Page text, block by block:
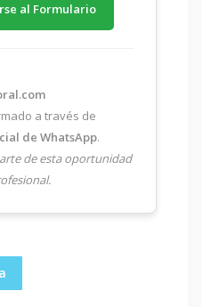
al Formulario
a través de
de WhatsApp.
de esta oportunidad